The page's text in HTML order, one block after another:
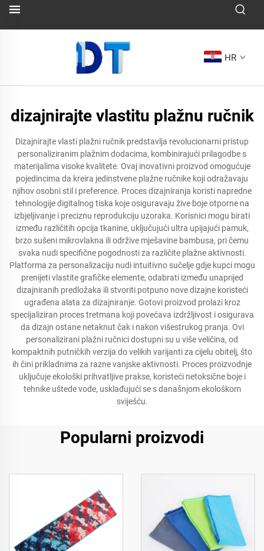
HR
dizajnirajte vlastitu plažnu ručnik
Dizajnirajte vlasti plažni ručnik predstavlja revolucionarni pristup
personaliziranim plažnim dodacima, kombinirajući prilagodbe s
materijalima visoke kvalitete. Ovaj inovativni proizvod omogućuje
pojedincima da kreira jedinstvene plažne ručnike koji odražavaju
njihov osobni stil i preference. Proces dizajniranja koristi napredne
tehnologije digitalnog tiska koje osiguravaju žive boje otporne na
izbjeljivanje i preciznu reprodukciju uzoraka. Korisnici mogu birati
između različitih opcija tkanine, uključujući ultra upijajući pamuk,
brzo sušeni mikrovlakna ili održive mješavine bambusa, pri čemu
svaka nudi specifične pogodnosti za različite plažne aktivnosti.
Platforma za personalizaciju nudi intuitivno sučelje gdje kupci mogu
prenijeti vlastite grafičke elemente, odabrati između unaprijed
dizajniranih predložaka ili stvoriti potpuno nove dizajne koristeći
ugrađena alata za dizajniranje. Gotovi proizvod prolazi kroz
specijaliziran proces tretmana koji povećava izdržljivost i osigurava
da dizajn ostane netaknut čak i nakon višestrukog pranja. Ovi
personalizirani plažni ručnici dostupni su u više veličina, od
kompaktnih putničkih verzija do velikih varijanti za cijelu obitelj, što
ih čini prikladnima za razne vanjske aktivnosti. Proces proizvodnje
uključuje ekološki prihvatljive prakse, koristeći netoksične boje i
tehnike uštede vode, usklađujući se s današnjom ekološkom
sviješću.
Popularni proizvodi